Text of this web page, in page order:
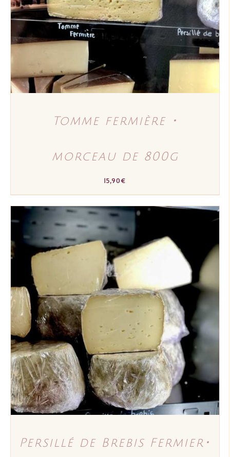
Tomme fermière ･
morceau de 800g
15,90€
AJOUTER AU PANIER
/
DÉTAILS
Persillé de Brebis Fermier･